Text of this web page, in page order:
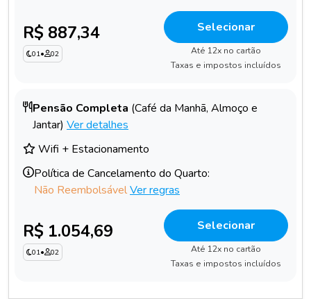
R$ 887,34
01• 02
Selecionar
Até 12x no cartão
Taxas e impostos incluídos
Pensão Completa (Café da Manhã, Almoço e
Jantar) Ver detalhes
Wifi + Estacionamento
Política de Cancelamento do Quarto:
Não ReembolsávelVer regras
R$ 1.054,69
01• 02
Selecionar
Até 12x no cartão
Taxas e impostos incluídos